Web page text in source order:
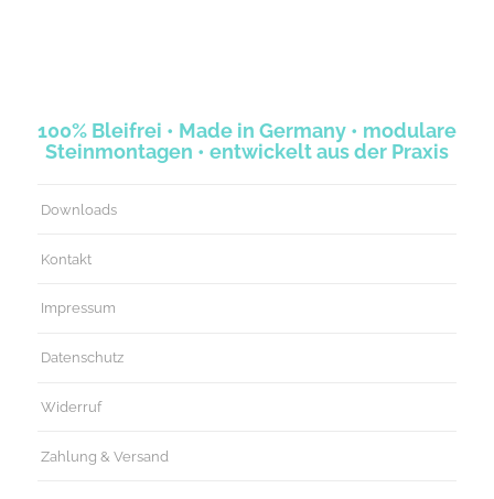
100% Bleifrei • Made in Germany • modulare
Steinmontagen • entwickelt aus der Praxis
Downloads
Kontakt
Impressum
Datenschutz
Widerruf
Zahlung & Versand